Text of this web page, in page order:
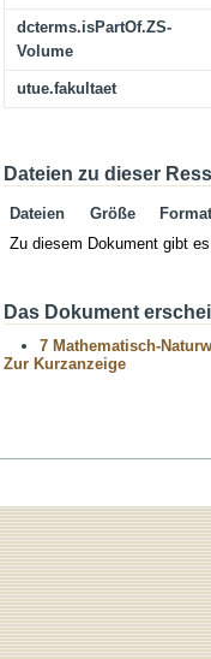
dcterms.isPartOf.ZS-
Volume
utue.fakultaet
Dateien zu dieser
Dateien Größe
Format
Zu diesem Dokument gibt
Das Dokument
7 Mathematisch-
Zur Kurzanzeige